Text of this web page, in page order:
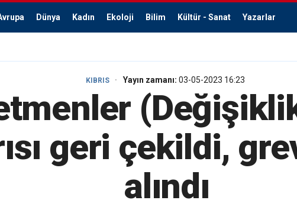
Dünya Kadın Ekoloji Bilim Kültür - Sanat Yazarlar
KIBRIS Yayın zamanı: 03-05-2023 16:23
geri çekildi,
alındı